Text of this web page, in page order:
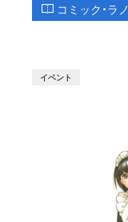
コミック・ラ
イベント